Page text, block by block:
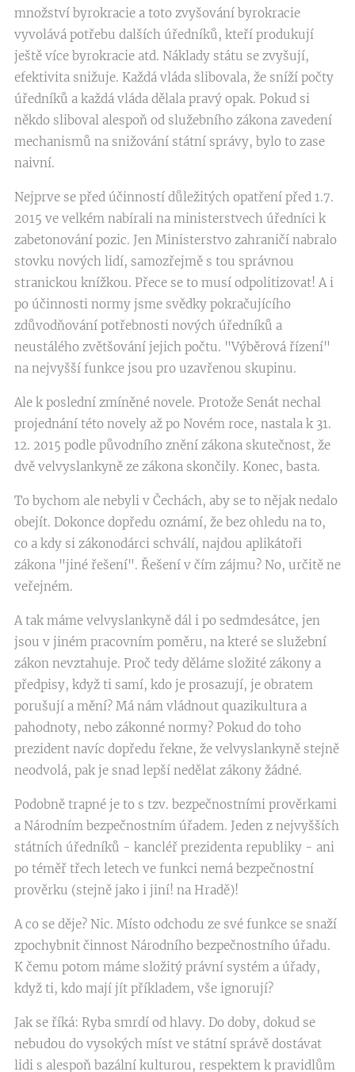
množství byrokracie a toto zvyšování byrokracie
vyvolává potřebu dalších úředníků, kteří produkují
ještě více byrokracie atd. Náklady státu se zvyšují,
efektivita snižuje. Každá vláda slibovala, že sníží počty
úředníků a každá vláda dělala pravý opak. Pokud si
někdo sliboval alespoň od služebního zákona zavedení
mechanismů na snižování státní správy, bylo to zase
naivní.
Nejprve se před účinností důležitých opatření před 1.7.
2015 ve velkém nabírali na ministerstvech úředníci k
zabetonování pozic. Jen Ministerstvo zahraničí nabralo
stovku nových lidí, samozřejmě s tou správnou
stranickou knížkou. Přece se to musí odpolitizovat! A i
po účinnosti normy jsme svědky pokračujícího
zdůvodňování potřebnosti nových úředníků a
neustálého zvětšování jejich počtu. "Výběrová řízení"
na nejvyšší funkce jsou pro uzavřenou skupinu.
Ale k poslední zmíněné novele. Protože Senát nechal
projednání této novely až po Novém roce, nastala k 31.
12. 2015 podle původního znění zákona skutečnost, že
dvě velvyslankyně ze zákona skončily. Konec, basta.
To bychom ale nebyli v Čechách, aby se to nějak nedalo
obejít. Dokonce dopředu oznámí, že bez ohledu na to,
co a kdy si zákonodárci schválí, najdou aplikátoři
zákona "jiné řešení". Řešení v čím zájmu? No, určitě ne
veřejném.
A tak máme velvyslankyně dál i po sedmdesátce, jen
jsou v jiném pracovním poměru, na které se služební
zákon nevztahuje. Proč tedy děláme složité zákony a
předpisy, když ti samí, kdo je prosazují, je obratem
porušují a mění? Má nám vládnout quazikultura a
pahodnoty, nebo zákonné normy? Pokud do toho
prezident navíc dopředu řekne, že velvyslankyně stejně
neodvolá, pak je snad lepší nedělat zákony žádné.
Podobně trapné je to s tzv. bezpečnostními prověrkami
a Národním bezpečnostním úřadem. Jeden z nejvyšších
státních úředníků - kancléř prezidenta republiky - ani
po téměř třech letech ve funkci nemá bezpečnostní
prověrku (stejně jako i jiní! na Hradě)!
A co se děje? Nic. Místo odchodu ze své funkce se snaží
zpochybnit činnost Národního bezpečnostního úřadu.
K čemu potom máme složitý právní systém a úřady,
když ti, kdo mají jít příkladem, vše ignorují?
Jak se říká: Ryba smrdí od hlavy. Do doby, dokud se
nebudou do vysokých míst ve státní správě dostávat
lidi s alespoň bazální kulturou, respektem k pravidlům